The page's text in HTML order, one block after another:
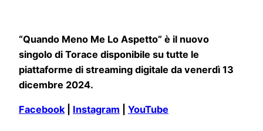
“Quando Meno Me Lo Aspetto” è il nuovo
singolo di Torace disponibile su tutte le
piattaforme di streaming digitale da venerdì 13
dicembre 2024.
Facebook Instagram YouTube